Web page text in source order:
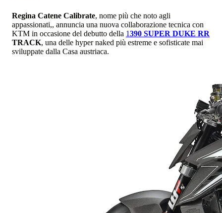
Regina Catene Calibrate, nome più che noto agli
appassionati,, annuncia una nuova collaborazione tecnica con
KTM in occasione del debutto della 1390 SUPER DUKE RR
TRACK, una delle hyper naked più estreme e sofisticate mai
sviluppate dalla Casa austriaca.